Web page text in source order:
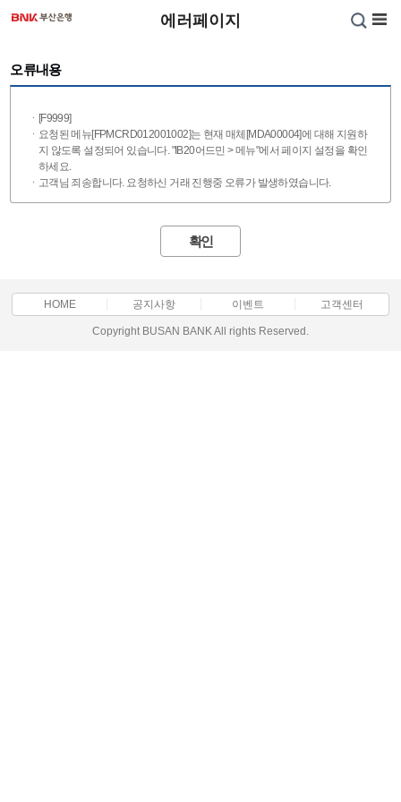
에러페이지
오류내용
[F9999]
요청된 메뉴[FPMCRD012001002]는 현재 매체[MDA00004]에 대해 지원하
지 않도록 설정되어 있습니다. "IB20어드민 > 메뉴"에서 페이지 설정을 확인
하세요.
고객님 죄송합니다. 요청하신 거래 진행중 오류가 발생하였습니다.
확인
HOME 공지사항 이벤트 고객센터
Copyright BUSAN BANK All rights Reserved.